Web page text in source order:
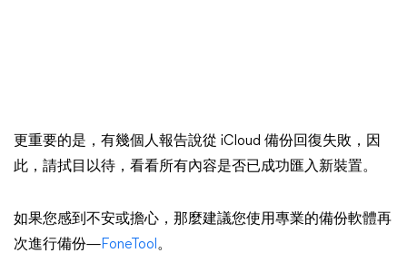
更重要的是，有幾個人報告說從 iCloud 備份回復失敗，因
此，請拭目以待，看看所有內容是否已成功匯入新裝置。
如果您感到不安或擔心，那麼建議您使用專業的備份軟體再
次進行備份—FoneTool 。